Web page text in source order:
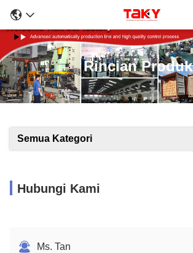
Rincian Produk
Semua Kategori
Hubungi Kami
Ms. Tan